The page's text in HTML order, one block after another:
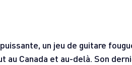
un jeu de guitare
Canada et au-delà. Son